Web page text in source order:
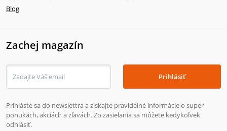
Blog
Zachej magazín
Prihlásiť
Prihláste sa do newslettra a získajte pravidelné informácie o super
ponukách, akciách a zľavách. Zo zasielania sa môžete kedykoľvek
odhlásiť.